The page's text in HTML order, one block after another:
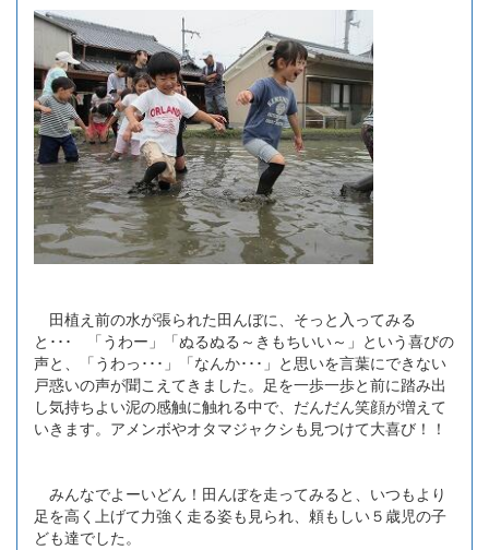
田植え前の水が張られた田んぼに、そっと入ってみる
と･･･ 「うわー」「ぬるぬる～きもちいい～」という喜びの
声と、「うわっ･･･」「なんか･･･」と思いを言葉にできない
戸惑いの声が聞こえてきました。足を一歩一歩と前に踏み出
し気持ちよい泥の感触に触れる中で、だんだん笑顔が増えて
いきます。アメンボやオタマジャクシも見つけて大喜び！！
みんなでよーいどん！田んぼを走ってみると、いつもより
足を高く上げて力強く走る姿も見られ、頼もしい５歳児の子
ども達でした。